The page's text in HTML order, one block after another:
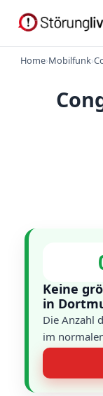
Home›Mobilfunk›
Keine
in
Die Anzahl
im